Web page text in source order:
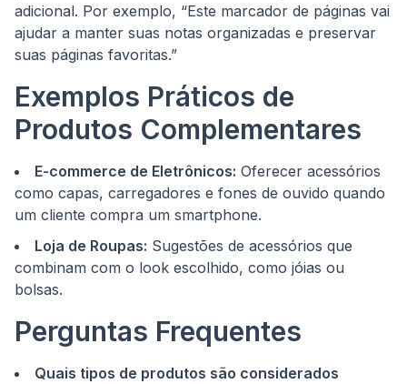
adicional. Por exemplo, “Este marcador de páginas vai
ajudar a manter suas notas organizadas e preservar
suas páginas favoritas.”
Exemplos Práticos de
Produtos Complementares
E-commerce de Eletrônicos: Oferecer acessórios
como capas, carregadores e fones de ouvido quando
um cliente compra um smartphone.
Loja de Roupas: Sugestões de acessórios que
combinam com o look escolhido, como jóias ou
bolsas.
Perguntas Frequentes
Quais tipos de produtos são considerados